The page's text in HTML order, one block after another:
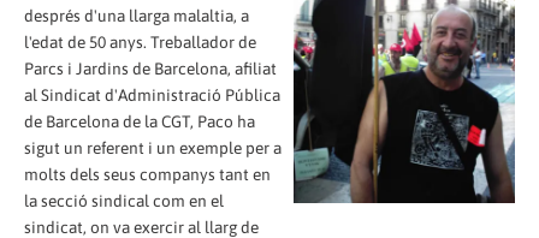
després d'una llarga malaltia, a
l'edat de 50 anys. Treballador de
Parcs i Jardins de Barcelona, afiliat
al Sindicat d'Administració Pública
de Barcelona de la CGT, Paco ha
sigut un referent i un exemple per a
molts dels seus companys tant en
la secció sindical com en el
sindicat, on va exercir al llarg de